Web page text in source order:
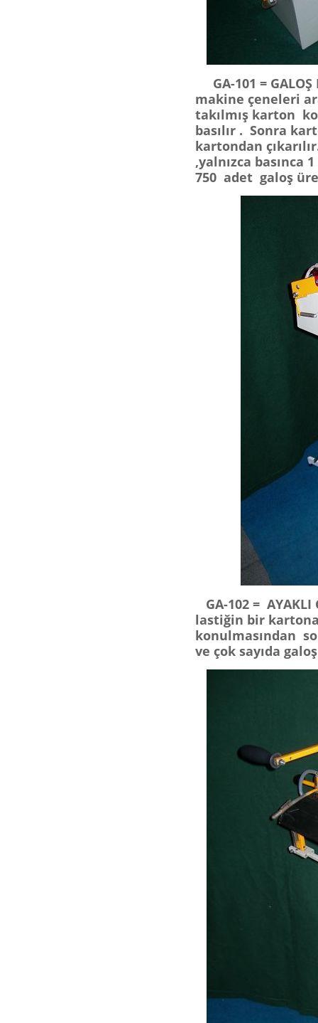
GA-101 =
makine çeneleri
takılmış karton
basılır . Sonra
kartondan
,yalnızca basınca
750 adet galoş
GA-102 = AYAKLI
lastiğin bir
konulmasından
ve çok sayıda